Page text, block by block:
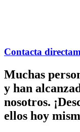
Contacta
Muchas
y han
nosotros.
ellos hoy